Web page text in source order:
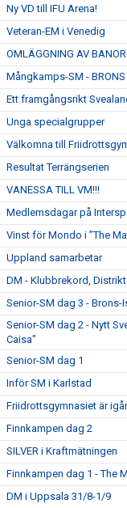
Ny VD till IFU Arena!
Veteran-EM i Venedig
OMLÄGGNING AV
Mångkamps-SM - BRONS
Ett framgångsrikt
Unga specialgrupper
Välkomna till
Resultat Terrängserien
VANESSA TILL VM!!!
Medlemsdagar på
Vinst för Mondo i ”The
Uppland samarbetar
DM - Klubbrekord,
Senior-SM dag 3 - Brons-
Senior-SM dag 2 - Nytt
Caisa"
Senior-SM dag 1
Inför SM i Karlstad
Friidrottsgymnasiet är
Finnkampen dag 2
SILVER i Kraftmätningen
Finnkampen dag 1 - The
DM i Uppsala 31/8-1/9